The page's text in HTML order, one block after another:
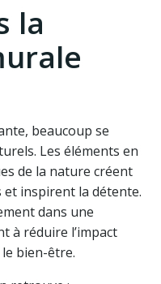
la
beaucoup se
Les éléments en
de la nature créent
inspirent la détente.
dans une
à réduire l’impact
bien-être.